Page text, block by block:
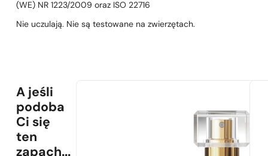
(WE) NR 1223/2009 oraz ISO 22716
Nie uczulają. Nie są testowane na zwierzętach.
A jeśli
podoba
Ci się
ten
zapach...